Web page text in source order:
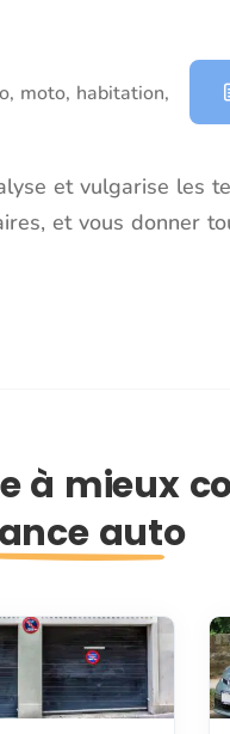
moto, habitation,
et vulgarise les
et vous donner
à mieux
auto